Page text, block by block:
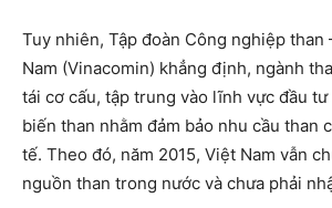
Tuy nhiên, Tập đoàn Công nghiệp than
Nam (Vinacomin) khẳng định, ngành
tái cơ cấu, tập trung vào lĩnh vực đầu
biến than nhằm đảm bảo nhu cầu than
tế. Theo đó, năm 2015, Việt Nam vẫn
nguồn than trong nước và chưa phải